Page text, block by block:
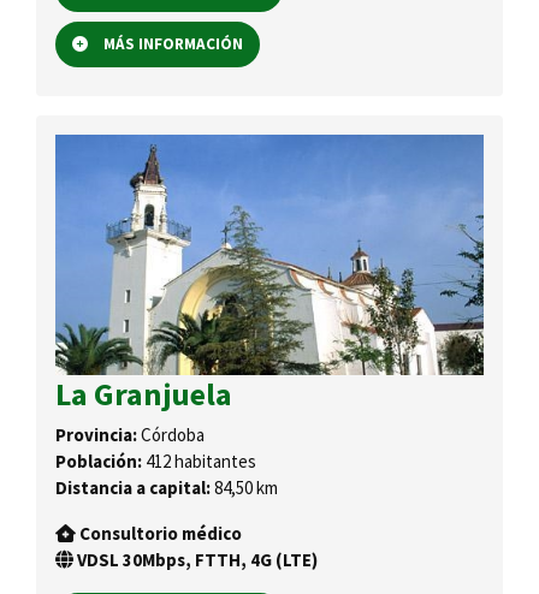
MÁS INFORMACIÓN
La Granjuela
Provincia:Córdoba
Población: 412 habitantes
Distancia a capital:84,50 km
Consultorio médico
VDSL 30Mbps, FTTH, 4G (LTE)